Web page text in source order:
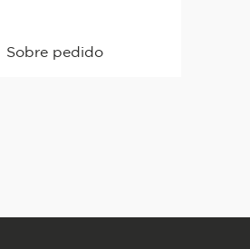
Sobre pedido